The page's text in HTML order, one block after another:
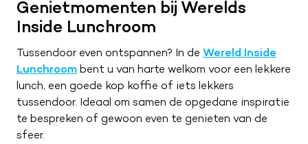
Genietmomenten bij Werelds
Inside Lunchroom
Tussendoor even ontspannen? In de Wereld Inside
Lunchroom bent u van harte welkom voor een lekkere
lunch, een goede kop koffie of iets lekkers
tussendoor. Ideaal om samen de opgedane inspiratie
te bespreken of gewoon even te genieten van de
sfeer.